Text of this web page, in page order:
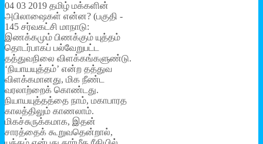
04 03 2019 தமிழ் மக்களின்
அபிலாஷைகள் என்ன? (பகுதி -
145 சர்வகட்சி மாநாடு:
இணக்கமும் பிணக்கும் யுத்தம்
தொடர்பாகப் பல்வேறுபட்ட
தத்துவநிலை விளக்கங்களுண்டு.
‘நியாயயுத்தம்’ என்ற தத்துவ
விளக்கமானது, மிக நீண்ட
வரலாற்றைக் கொண்டது.
நியாயயுத்தத்தை நாம், மகாபாரத
காலத்திலும் காணலாம்.
மிகச்சுருக்கமாக, இதன்
சாரத்தைக் கூறுவதென்றால்,